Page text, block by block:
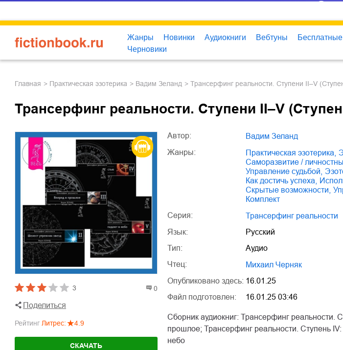
Жанры Новинки Аудиокниги Вебтуны Бесплатные
Черновики
Главная практическая эзотерика Вадим Зеланд Трансерфинг реальности. Ступени II–V
Трансерфинг реальности. Ступени II–V
3 0
Поделиться
Рейтинг Литрес: 4.9
СКАЧАТЬ
Автор:
Вадим Зеланд
Жанры:
практическая эзотерика
саморазвитие /
управление судьбой
как достичь успеха
скрытые возможности
комплект
Серия:
Трансерфинг реальности
Язык:
Русский
Тип:
Аудио
Чтец:
Михаил Черняк
Опубликовано здесь: 16.01.25
Файл подготовлен:
16.01.25 03:46
Сборник аудиокниг: Трансерфинг реальности.
прошлое; Трансерфинг реальности. Ступень
небо